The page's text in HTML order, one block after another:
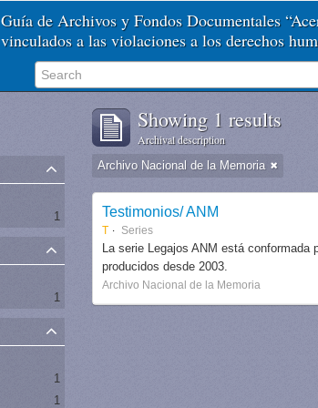
Guía de Archivos y Fondos Documentales
vinculados a las violaciones a los derechos
1
1
1
1
Showing 1 results
Archival description
Archivo Nacional de la Memoria
Testimonios/ ANM
T Series
La serie Legajos ANM está
producidos desde 2003.
Archivo Nacional de la Memoria